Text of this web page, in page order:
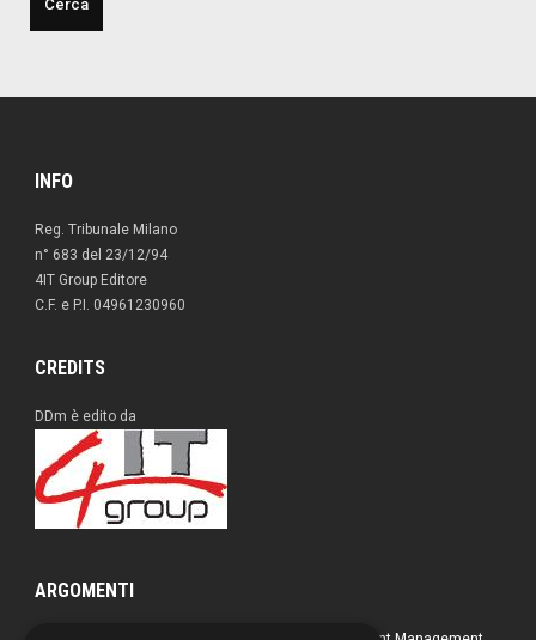
INFO
Reg. Tribunale Milano
n° 683 del 23/12/94
4IT Group Editore
C.F. e P.I. 04961230960
CREDITS
DDm è edito da
ARGOMENTI